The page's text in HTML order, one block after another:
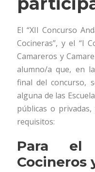
El “XII Concurso
Cocineras”, y el “I
Camareros y
alumno/a que, en
final del concurso,
alguna de las
públicas o
requisitos:
Para el
Cocineros